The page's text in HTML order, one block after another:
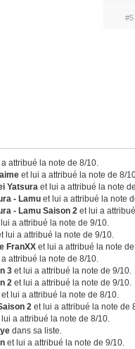
#5
attribué la note de 8/10.
et lui a attribué la note de 8/
Yatsura et lui a attribué la note
- Lamu et lui a attribué la note
- Lamu Saison 2 et lui a
a attribué la note de 9/10.
lui a attribué la note de 9/10.
FranXX et lui a attribué la note
attribué la note de 8/10.
3 et lui a attribué la note de 9/10.
2 et lui a attribué la note de 9/10.
et lui a attribué la note de 8/10.
2 et lui a attribué la note de
lui a attribué la note de 8/10.
dans sa liste.
et lui a attribué la note de 9/10.